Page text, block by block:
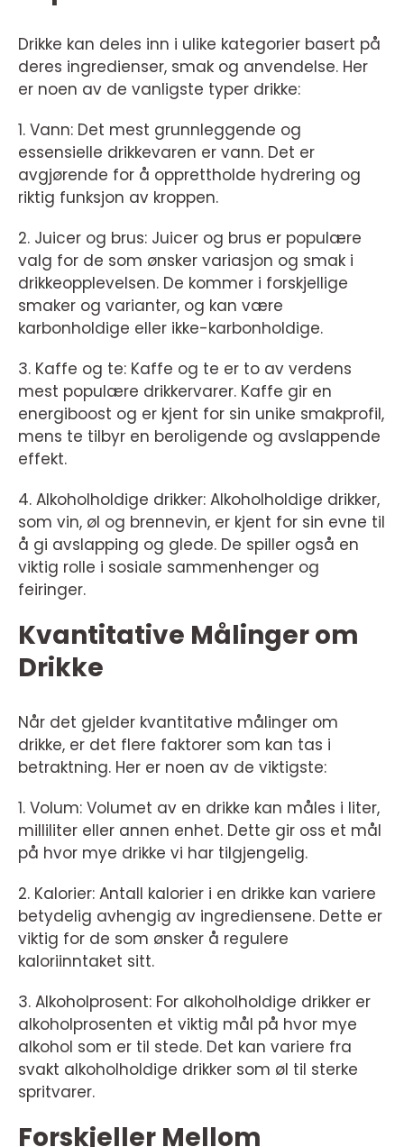
Drikke kan deles inn i ulike kategorier basert på
deres ingredienser, smak og anvendelse. Her
er noen av de vanligste typer drikke:
1. Vann: Det mest grunnleggende og
essensielle drikkevaren er vann. Det er
avgjørende for å opprettholde hydrering og
riktig funksjon av kroppen.
2. Juicer og brus: Juicer og brus er populære
valg for de som ønsker variasjon og smak i
drikkeopplevelsen. De kommer i forskjellige
smaker og varianter, og kan være
karbonholdige eller ikke-karbonholdige.
3. Kaffe og te: Kaffe og te er to av verdens
mest populære drikkervarer. Kaffe gir en
energiboost og er kjent for sin unike smakprofil,
mens te tilbyr en beroligende og avslappende
effekt.
4. Alkoholholdige drikker: Alkoholholdige drikker,
som vin, øl og brennevin, er kjent for sin evne til
å gi avslapping og glede. De spiller også en
viktig rolle i sosiale sammenhenger og
feiringer.
Kvantitative Målinger om
Drikke
Når det gjelder kvantitative målinger om
drikke, er det flere faktorer som kan tas i
betraktning. Her er noen av de viktigste:
1. Volum: Volumet av en drikke kan måles i liter,
milliliter eller annen enhet. Dette gir oss et mål
på hvor mye drikke vi har tilgjengelig.
2. Kalorier: Antall kalorier i en drikke kan variere
betydelig avhengig av ingrediensene. Dette er
viktig for de som ønsker å regulere
kaloriinntaket sitt.
3. Alkoholprosent: For alkoholholdige drikker er
alkoholprosenten et viktig mål på hvor mye
alkohol som er til stede. Det kan variere fra
svakt alkoholholdige drikker som øl til sterke
spritvarer.
Forskjeller Mellom